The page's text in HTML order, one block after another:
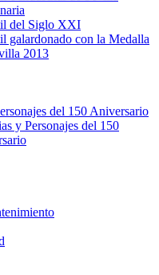
del Siglo XXI
galardonado con la Medalla
2013
del 150 Aniversario
y Personajes del 150